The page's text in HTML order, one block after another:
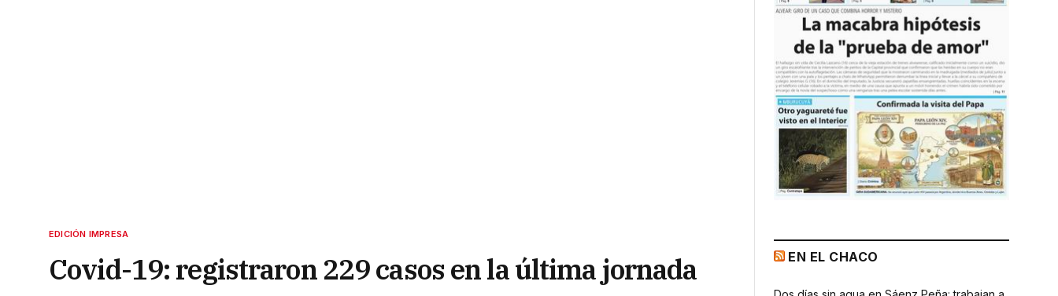
EDICIÓN IMPRESA
Covid-19: registraron 229 casos en la última jornada EN EL CHACO